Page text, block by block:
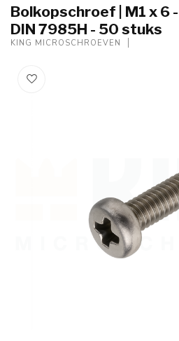
Bolkopschroef | M1 x 6
DIN 7985H - 50 stuks
KING MICROSCHROEVEN